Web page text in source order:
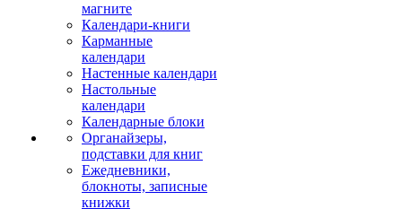
магните
Календари-книги
Карманные
календари
Настенные календари
Настольные
календари
Календарные блоки
Органайзеры,
подставки для книг
Ежедневники,
блокноты, записные
книжки